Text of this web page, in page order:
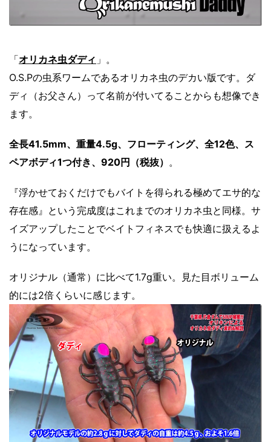
「オリカネ虫ダディ 」。
O.S.Pの虫系ワームであるオリカネ虫のデカい版です。ダ
ディ（お父さん）って名前が付いてることからも想像でき
ます。
全長41.5mm、重量4.5g、フローティング、全12色、ス
ペアボディ1つ付き、920円（税抜） 。
『浮かせておくだけでもバイトを得られる極めてエサ的な
存在感』という完成度はこれまでのオリカネ虫と同様。サ
イズアップしたことでベイトフィネスでも快適に扱えるよ
うになっています。
オリジナル（通常）に比べて1.7g重い。見た目ボリューム
的には2倍くらいに感じます。